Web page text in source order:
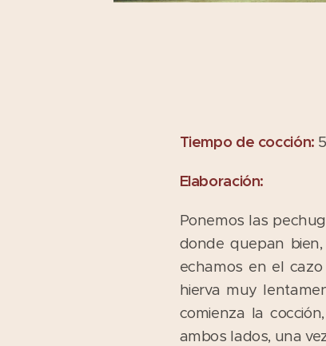
Tiempo de cocción:
Elaboración:
Ponemos las
donde quepan
echamos en el
hierva muy
comienza la
ambos lados, una